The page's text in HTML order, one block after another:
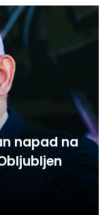
napad na